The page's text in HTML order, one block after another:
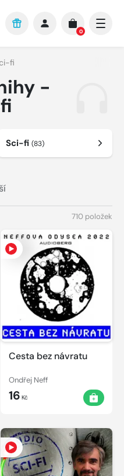
0
fi
-
Sci-fi (83)
710 položek
Cesta bez návratu
Ondřej Neff
16 Kč